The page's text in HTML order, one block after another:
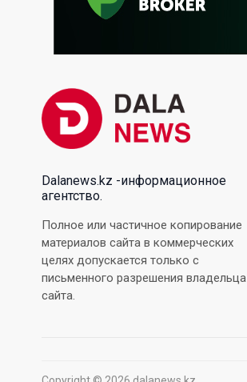
Dalanews.kz -информационное
агентство.
Полное или частичное копирование
материалов сайта в коммерческих
целях допускается только с
письменного разрешения владельца
сайта.